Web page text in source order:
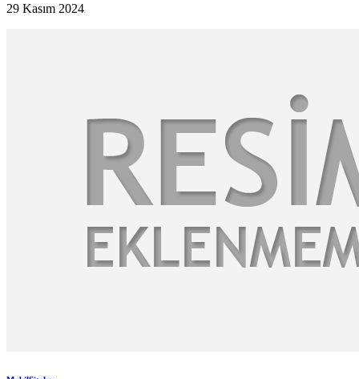
29 Kasım 2024